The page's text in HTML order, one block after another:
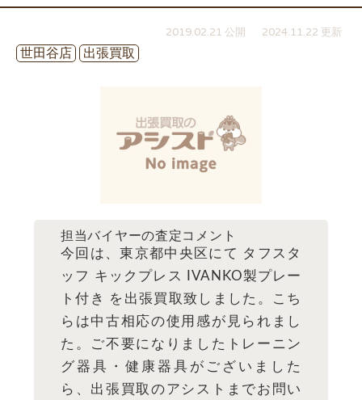
2019.02.21 公開
2024.11.22 更新
世田谷店
出張買取
担当バイヤーの査定コメント
今回は、東京都中央区にて タフスタ
ッフ キックプレス IVANKO製プレー
ト付き を出張買取致しました。こち
らは中古相応の使用感が見られまし
た。ご不要になりましたトレーニン
グ器具・健康器具がございました
ら、出張買取のアシストまでお問い